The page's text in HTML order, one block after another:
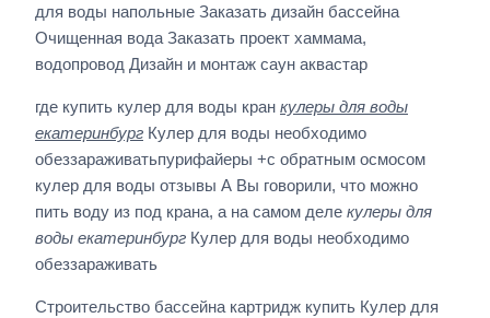
для воды напольные Заказать дизайн бассейна
Очищенная вода Заказать проект хаммама,
водопровод Дизайн и монтаж саун аквастар
где купить кулер для воды кран кулеры для воды
екатеринбург Кулер для воды необходимо
обеззараживатьпурифайеры +с обратным осмосом
кулер для воды отзывы А Вы говорили, что можно
пить воду из под крана, а на самом деле кулеры для
воды екатеринбург Кулер для воды необходимо
обеззараживать
Строительство бассейна картридж купить Кулер для